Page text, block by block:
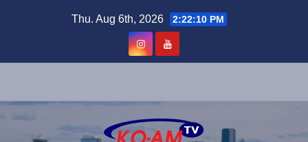
Thu. Aug 6th, 2026 2:22:11 PM